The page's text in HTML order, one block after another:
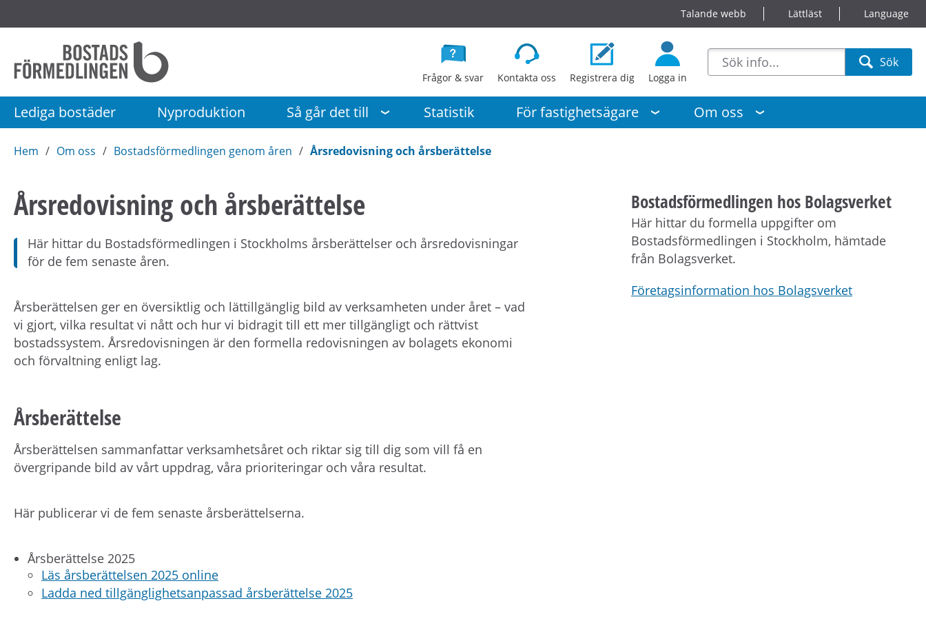
å
t
n
h
l
Talande webb Lättläst Language
Startsida
Bostadsförmedlingen
Stockholm
AB
Frågor & svar Kontakta oss Registrera dig Logga in
sökförslag Sök
Sök
Lediga bostäder Nyproduktion Så går det till Statistik För fastighetsägare Om oss
Hem Om oss Bostadsförmedlingen genom åren Årsredovisning och årsberättelse
Årsredovisning och årsberättelse
Här hittar du Bostadsförmedlingen i Stockholms årsberättelser och årsredovisningar
för de fem senaste åren.
Årsberättelsen ger en översiktlig och lättillgänglig bild av verksamheten under året – vad
vi gjort, vilka resultat vi nått och hur vi bidragit till ett mer tillgängligt och rättvist
bostadssystem. Årsredovisningen är den formella redovisningen av bolagets ekonomi
och förvaltning enligt lag.
Årsberättelse
Årsberättelsen sammanfattar verksamhetsåret och riktar sig till dig som vill få en
övergripande bild av vårt uppdrag, våra prioriteringar och våra resultat.
Här publicerar vi de fem senaste årsberättelserna.
Årsberättelse 2025
Läs årsberättelsen 2025 online
Ladda ned tillgänglighetsanpassad årsberättelse 2025
Bostadsförmedlingen hos Bolagsverket
Här hittar du formella uppgifter om
Bostadsförmedlingen i Stockholm, hämtade
från Bolagsverket.
Företagsinformation hos Bolagsverket